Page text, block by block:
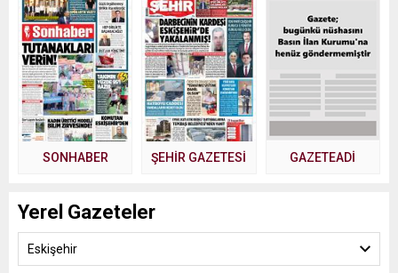
SONHABER ŞEHİR GAZETESİ GAZETEADI
Yerel Gazeteler
Eskişehir